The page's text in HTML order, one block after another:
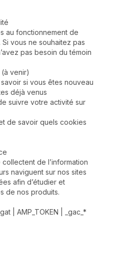
au fonctionnement de
vous ne souhaitez pas
pas besoin du témoin
venir)
si vous êtes nouveau
déjà venus
suivre votre activité sur
de savoir quels cookies
de l’information
naviguent sur nos sites
afin d’étudier et
de nos produits.
| AMP_TOKEN | _gac_*